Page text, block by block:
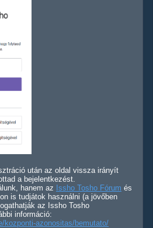
után az oldal vissza irányít
a bejelentkezést.
hanem az Issho Tosho Fórum és
is tudjátok használni (a jövőben
az Issho Tosho
információ:
kozponti-azonositas/bemutato/